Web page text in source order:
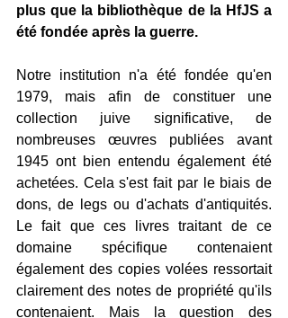
plus que la bibliothèque de la HfJS a
été fondée après la guerre.
Notre institution n'a été fondée qu'en
1979, mais afin de constituer une
collection juive significative, de
nombreuses œuvres publiées avant
1945 ont bien entendu également été
achetées. Cela s'est fait par le biais de
dons, de legs ou d'achats d'antiquités.
Le fait que ces livres traitant de ce
domaine spécifique contenaient
également des copies volées ressortait
clairement des notes de propriété qu'ils
contenaient. Mais la question des